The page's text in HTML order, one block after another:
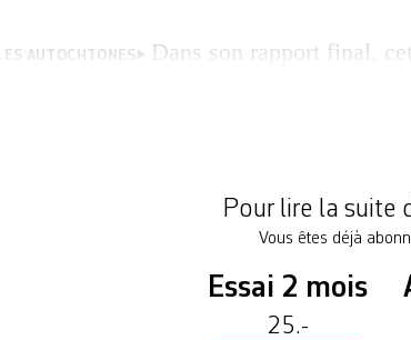
AUTOCHTONES
Dans son rapport final,
Pour lire la suite
Vous êtes déjà
Essai 2 mois
25.-